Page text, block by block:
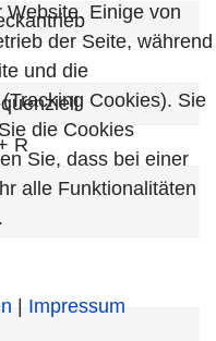
R
Einige von
der Seite, während
und die
Cookies). Sie
die Cookies
Sie, dass bei einer
alle Funktionalitäten
Impressum